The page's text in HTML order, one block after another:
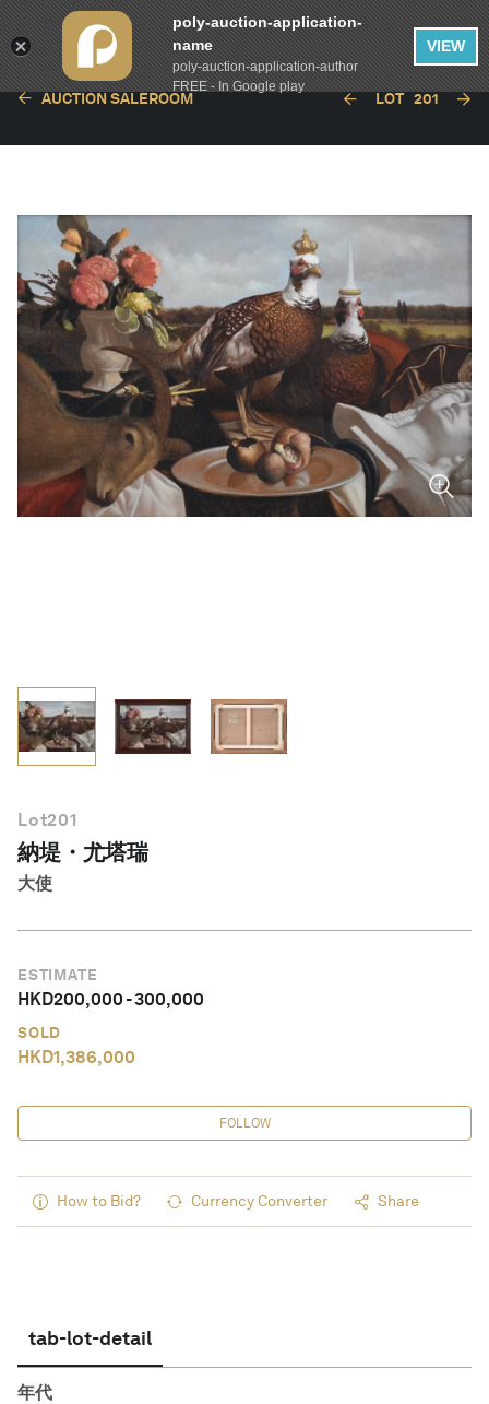
AUCTION SALEROOM LOT 201
Lot201
納堤・尤塔瑞
大使
ESTIMATE
HKD200,000-300,000
SOLD
HKD1,386,000
FOLLOW
How to Bid? Currency Converter Share
tab-lot-detail
年代
poly-auction-application-
name
poly-auction-application-author
FREE - In Google play
VIEW